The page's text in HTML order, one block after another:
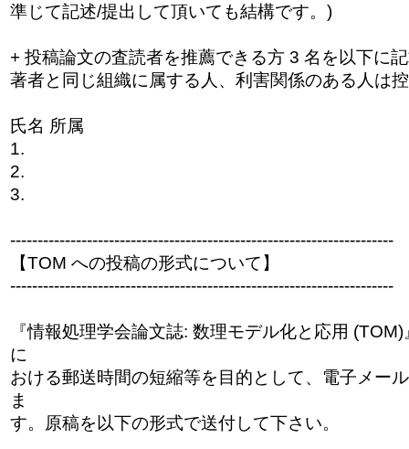
準じて記述/提出して頂いても結構です。)
+ 投稿論文の査読者を推薦できる方 3 名を以下に
著者と同じ組織に属する人、 利害関係のある人は
氏名 所属
1.
2.
3.
----------------------------------------------------------------------
【TOM への投稿の形式について】
----------------------------------------------------------------------
『情報処理学会論文誌: 数理モデル化と応用
に
おける郵送時間の短縮等を目的として、電子メー
ま
す。原稿を以下の形式で送付して下さい。